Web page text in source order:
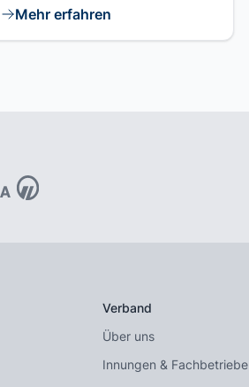
Mehr erfahren
Verband
Über uns
Innungen & Fachbetriebe